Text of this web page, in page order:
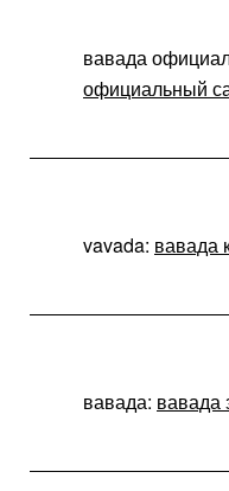
вавада
официальный
vavada: вавада
вавада: вавада